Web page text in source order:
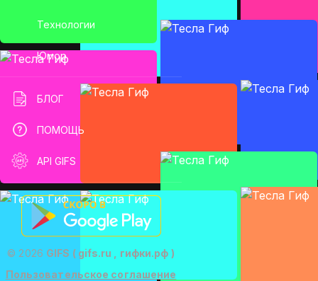
Технологии
Юмор
БЛОГ
ПОМОЩЬ
API GIFS
© 2026 GIFS ( gifs.ru , гифки.рф )
Пользовательское соглашение